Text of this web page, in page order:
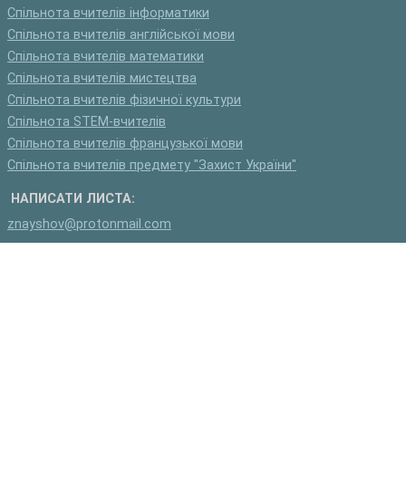
Спільнота вчителів інформатики
Спільнота вчителів англійської мови
Спільнота вчителів математики
Спільнота вчителів мистецтва
Спільнота вчителів фізичної культури
Спільнота STEM-вчителів
Спільнота вчителів французької мови
Спільнота вчителів предмету "Захист України"
НАПИСАТИ ЛИСТА:
znayshov@protonmail.com